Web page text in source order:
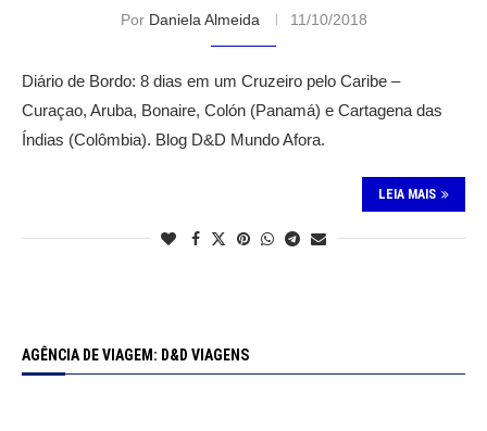
Por Daniela Almeida 11/10/2018
Diário de Bordo: 8 dias em um Cruzeiro pelo Caribe –
Curaçao, Aruba, Bonaire, Colón (Panamá) e Cartagena das
Índias (Colômbia). Blog D&D Mundo Afora.
LEIA MAIS
AGÊNCIA DE VIAGEM: D&D VIAGENS